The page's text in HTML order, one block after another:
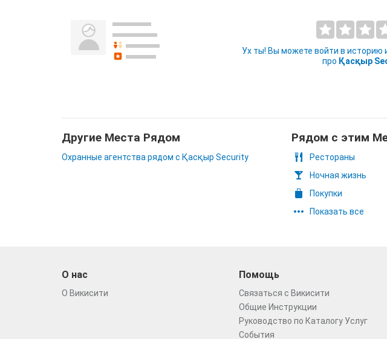
Ух ты! Вы можете войти в историю
про Қасқыр
Другие Места Рядом
Охранные агентства рядом с Қасқыр Security
Рядом с этим
Рестораны
Ночная жизнь
Покупки
Показать все
О нас
О Викисити
Помощь
Связаться с Викисити
Общие Инструкции
Руководство по Каталогу Услуг
События